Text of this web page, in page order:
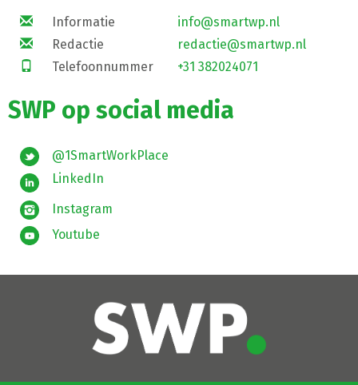
Informatie
info@smartwp.nl
Redactie
redactie@smartwp.nl
Telefoonnummer
+31 382024071
SWP op social media
@1SmartWorkPlace
LinkedIn
Instagram
Youtube